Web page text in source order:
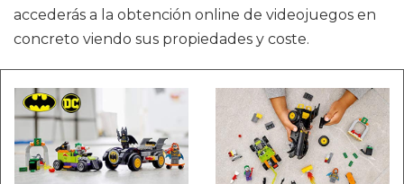
accederás a la obtención online de videojuegos en
concreto viendo sus propiedades y coste.